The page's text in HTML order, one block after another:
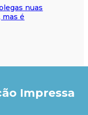
nuas
mas é
Impressa